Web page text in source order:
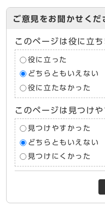
ご意見をお聞かせくだ
このページは役に立ち
役に立った
どちらともいえない
役に立たなかった
このページは見つけ
見つけやすかった
どちらともいえない
見つけにくかった